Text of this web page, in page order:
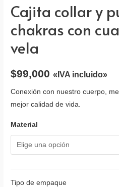
Cajita collar y
chakras con
vela
$99,000 «IVA incluido»
Conexión con nuestro cuerpo,
mejor calidad de vida.
Material
Tipo de empaque